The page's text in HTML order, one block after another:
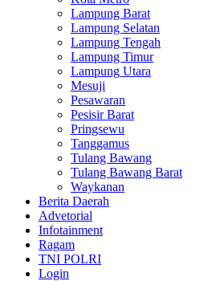
Lampung Barat
Lampung Selatan
Lampung Tengah
Lampung Timur
Lampung Utara
Mesuji
Pesawaran
Pesisir Barat
Pringsewu
Tanggamus
Tulang Bawang
Tulang Bawang Barat
Waykanan
Berita Daerah
Advetorial
Infotainment
Ragam
TNI POLRI
Login